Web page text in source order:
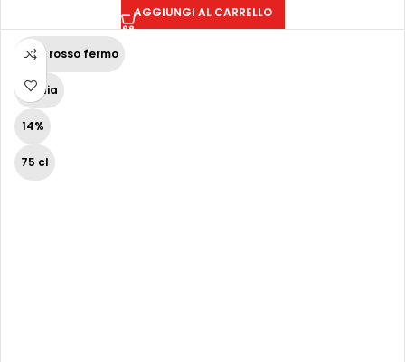
AGGIUNGI AL CARRELLO
Vino rosso fermo
Puglia
14%
75 cl